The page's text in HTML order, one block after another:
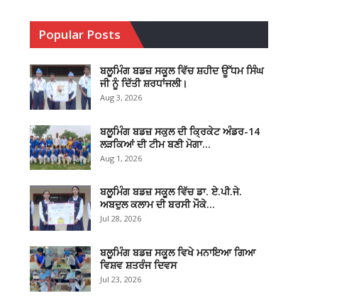
Popular Posts
ਬਲੂਮਿੰਗ ਬਡਜ਼ ਸਕੂਲ ਵਿੱਚ ਸ਼ਹੀਦ ਊੱਧਮ ਸਿੰਘ
ਜੀ ਨੂੰ ਦਿੱਤੀ ਸ਼ਰਧਾਂਜਲੀ।
Aug 3, 2026
ਬਲੂਮਿੰਗ ਬਡਜ਼ ਸਕੁਲ ਦੀ ਕ੍ਰਿਕੇਟ ਅੰਡਰ-14
ਲੜਕਿਆਂ ਦੀ ਟੀਮ ਬਣੀ ਮੋਗਾ…
Aug 1, 2026
ਬਲੂਮਿੰਗ ਬਡਜ਼ ਸਕੂਲ ਵਿੱਚ ਡਾ. ਏ.ਪੀ.ਜੇ.
ਅਬਦੁਲ ਕਲਾਮ ਦੀ ਬਰਸੀ ਮੌਕੇ…
Jul 28, 2026
ਬਲੂਮਿੰਗ ਬਡਜ਼ ਸਕੂਲ ਵਿਖੇ ਮਨਾਇਆ ਗਿਆ
ਵਿਸ਼ਵ ਸ਼ਤਰੰਜ ਦਿਵਸ
Jul 23, 2026